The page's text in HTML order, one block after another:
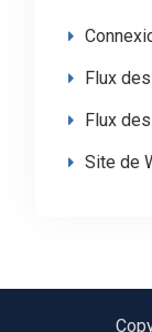
Flux
Flux
Site de